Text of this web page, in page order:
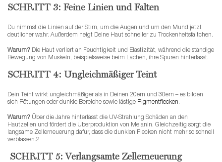
SCHRITT 3: Feine Linien und Falten
Du nimmst die Linien auf der Stirn, um die Augen und um den Mund jetzt
deutlicher wahr. Außerdem neigt Deine Haut schneller zu Trockenheitsfältchen.
Warum? Die Haut verliert an Feuchtigkeit und Elastizität, während die ständige
Bewegung von Muskeln, beispielsweise beim Lachen, ihre Spuren hinterlässt.
SCHRITT 4: Ungleichmäßiger Teint
Dein Teint wirkt ungleichmäßiger als in Deinen 20ern und 30ern – es bilden
sich Rötungen oder dunkle Bereiche sowie lästige Pigmentflecken
Warum? Über die Jahre hinterlässt die UV-Strahlung Schäden an den
Hautzellen und fördert die Überproduktion von Melanin. Gleichzeitig sorgt die
langsame Zellerneuerung dafür, dass die dunklen Flecken nicht mehr so schnell
verblassen.2
SCHRITT 5: Verlangsamte Zellerneuerung